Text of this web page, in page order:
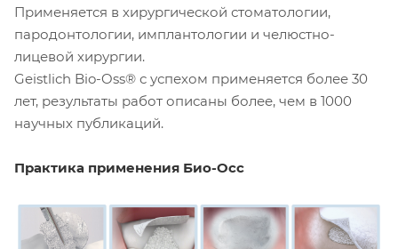
Применяется в хирургической стоматологии,
пародонтологии, имплантологии и челюстно-
лицевой хирургии.
Geistlich Bio-Oss® с успехом применяется более 30
лет, результаты работ описаны более, чем в 1000
научных публикаций.
Практика применения Био-Осс